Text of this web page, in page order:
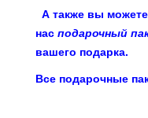
А также вы
нас подарочный
вашего подарка.
Все подарочные